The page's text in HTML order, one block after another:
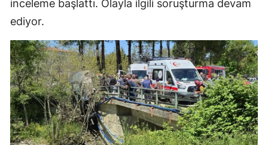
inceleme başlattı. Olayla ilgili soruşturma devam
ediyor.